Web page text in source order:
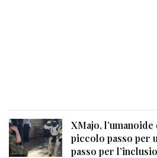
XMajo,
piccolo passo per
passo per